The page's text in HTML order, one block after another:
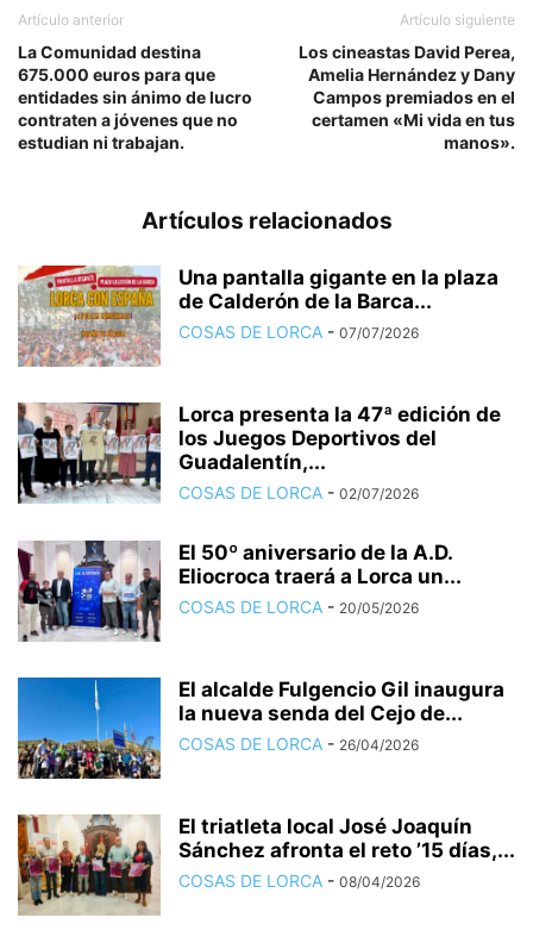
Artículo anterior
La Comunidad destina
675.000 euros para que
entidades sin ánimo de lucro
contraten a jóvenes que no
estudian ni trabajan.
Artículo siguiente
Los cineastas David Perea,
Amelia Hernández y Dany
Campos premiados en el
certamen «Mi vida en tus
manos».
Artículos relacionados
Una pantalla gigante en la plaza
de Calderón de la Barca...
COSAS DE LORCA - 07/07/2026
Lorca presenta la 47ª edición de
los Juegos Deportivos del
Guadalentín,...
COSAS DE LORCA - 02/07/2026
El 50º aniversario de la A.D.
Eliocroca traerá a Lorca un...
COSAS DE LORCA - 20/05/2026
El alcalde Fulgencio Gil inaugura
la nueva senda del Cejo de...
COSAS DE LORCA - 26/04/2026
El triatleta local José Joaquín
Sánchez afronta el reto ’15 días,...
COSAS DE LORCA - 08/04/2026